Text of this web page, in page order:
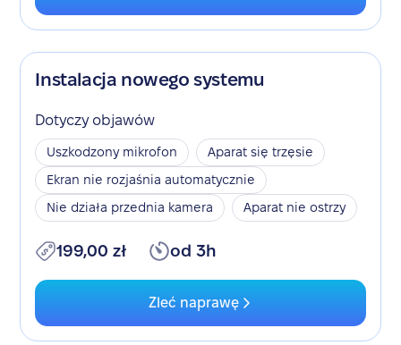
Instalacja nowego systemu
Dotyczy objawów
Uszkodzony mikrofon
Aparat się trzęsie
Ekran nie rozjaśnia automatycznie
Nie działa przednia kamera
Aparat nie ostrzy
199,00 zł od 3h
Zleć naprawę